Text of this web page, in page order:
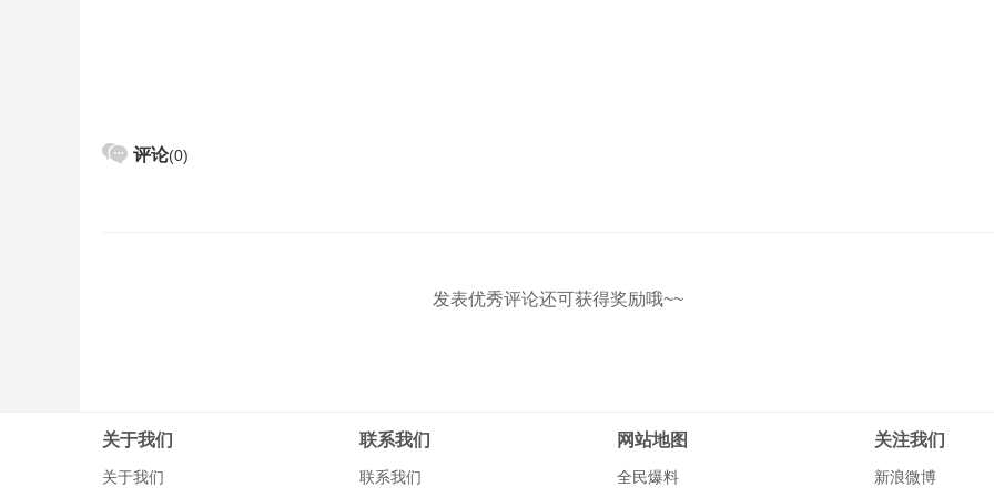
评论(0)
发表优秀评论还可获得奖励哦~~
关于我们
关于我们
联系我们
联系我们
网站地图
全民爆料
关注我们
新浪微博